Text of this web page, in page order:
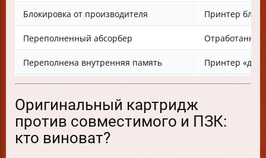
Блокировка от производителя Принтер
Переполненный абсорбер
Переполнена внутренняя память Принтер
Оригинальный картридж
против совместимого и ПЗК:
кто виноват?